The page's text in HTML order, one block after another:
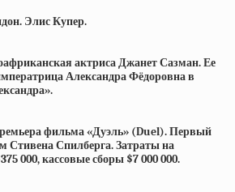
Элис Купер.
актриса Джанет Сазман. Ее
Александра Фёдоровна в
фильма «Дуэль» (Duel). Первый
Спилберга. Затраты на
000, кассовые сборы $7 000 000.